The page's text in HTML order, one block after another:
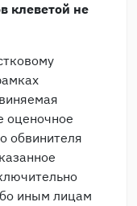
клеветой не
оценочное
обвинителя
иным лицам